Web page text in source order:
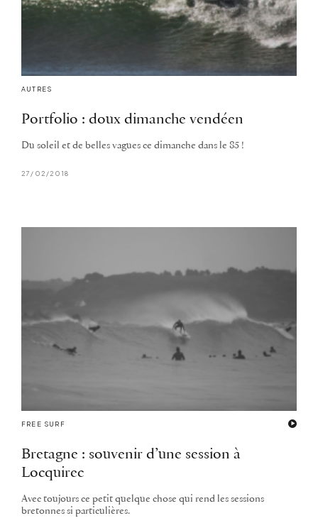
AUTRES
Portfolio : doux dimanche vendéen
Du soleil et de belles vagues ce dimanche dans le 85 !
27/02/2018
FREE SURF
Bretagne : souvenir d’une session à
Locquirec
Avec toujours ce petit quelque chose qui rend les sessions
bretonnes si particulières.